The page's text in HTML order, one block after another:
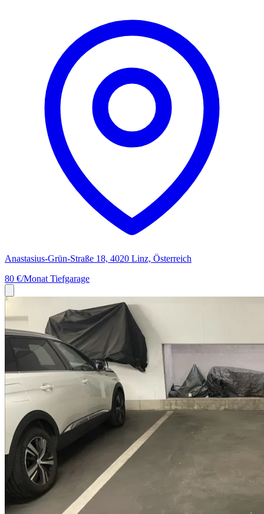
Anastasius-Grün-Straße 18, 4020 Linz, Österreich
80 €/Monat Tiefgarage